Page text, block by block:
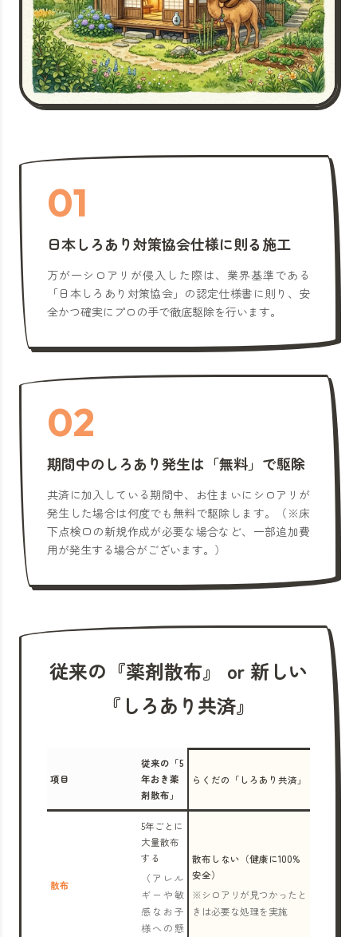
01
日本しろあり対策協会仕様に則る施工
万が一シロアリが侵入した際は、業界基準である
「日本しろあり対策協会」の認定仕様書に則り、安
全かつ確実にプロの手で徹底駆除を行います。
02
期間中のしろあり発生は「無料」で駆除
共済に加入している期間中、お住まいにシロアリが
発生した場合は何度でも無料で駆除します。（※床
下点検口の新規作成が必要な場合など、一部追加費
用が発生する場合がございます。）
従来の『薬剤散布』 or 新しい
『しろあり共済』
項目
従来の「5
年おき薬
剤散布」
らくだの「しろあり共済」
散布
5年ごとに
大量散布
する
（アレル
ギーや敏
感なお子
様への懸
散布しない（健康に100%
安全）
※シロアリが見つかったと
きは必要な処理を実施